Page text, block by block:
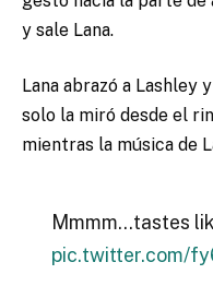
y sale Lana.
Lana abrazó a Lashley
solo la miró desde el
mientras la música de
Mmmm…tastes
pic.twitter.com/